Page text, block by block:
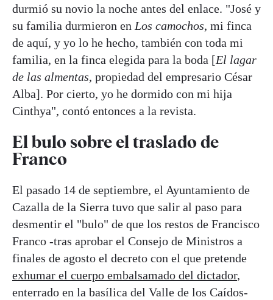
durmió su novio la noche antes del enlace. "José y
su familia durmieron en Los camochos, mi finca
de aquí, y yo lo he hecho, también con toda mi
familia, en la finca elegida para la boda [El lagar
de las almentas, propiedad del empresario César
Alba]. Por cierto, yo he dormido con mi hija
Cinthya", contó entonces a la revista.
El bulo sobre el traslado de
Franco
El pasado 14 de septiembre, el Ayuntamiento de
Cazalla de la Sierra tuvo que salir al paso para
desmentir el "bulo" de que los restos de Francisco
Franco -tras aprobar el Consejo de Ministros a
finales de agosto el decreto con el que pretende
exhumar el cuerpo embalsamado del dictador,
enterrado en la basílica del Valle de los Caídos-